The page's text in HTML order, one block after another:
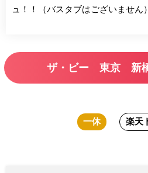
ュ！！（バスタブはございません）
ザ・ビー 東京 新
一休 楽天